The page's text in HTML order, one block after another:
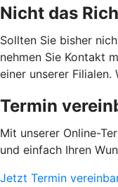
Nicht das
Sollten Sie bisher
nehmen Sie Kontakt
einer unserer Filialen.
Termin
Mit unserer Online-
und einfach Ihren
Jetzt Termin